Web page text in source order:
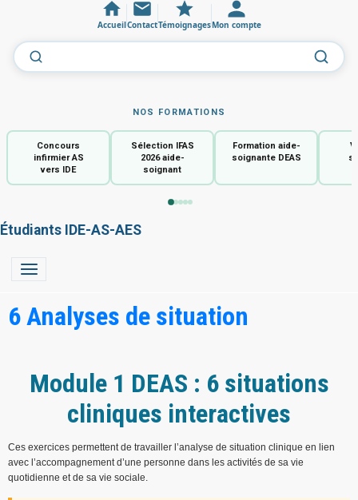
AccueilContactTémoignagesMon compte
NOS FORMATIONS
Concours
infirmier AS
vers IDE
Sélection IFAS
2026 aide-
soignant
Formation aide-
soignante DEAS
Étudiants IDE-AS-AES
6 Analyses de situation
Module 1 DEAS : 6 situations
cliniques interactives
Ces exercices permettent de travailler l’analyse de situation clinique en lien
avec l’accompagnement d’une personne dans les activités de sa vie
quotidienne et de sa vie sociale.